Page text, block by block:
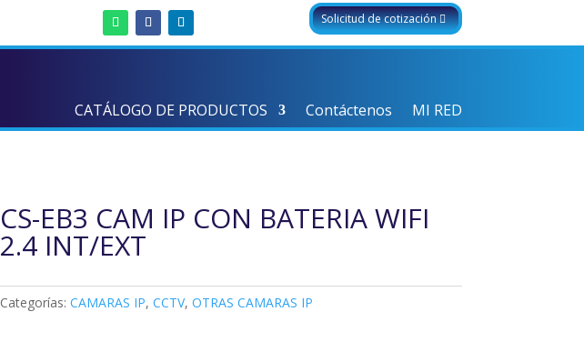
Solicitud de cotización
CATÁLOGO DE PRODUCTOS Contáctenos MI RED
CS-EB3 CAM IP CON BATERIA WIFI
2.4 INT/EXT
Categorías: CAMARAS IP, CCTV, OTRAS CAMARAS IP